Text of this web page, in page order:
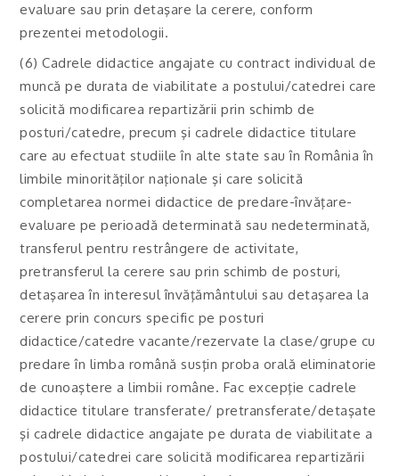
evaluare sau prin detaşare la cerere, conform
prezentei metodologii.
(6) Cadrele didactice angajate cu contract individual de
muncă pe durata de viabilitate a postului/catedrei care
solicită modificarea repartizării prin schimb de
posturi/catedre, precum şi cadrele didactice titulare
care au efectuat studiile în alte state sau în România în
limbile minorităţilor naţionale şi care solicită
completarea normei didactice de predare-învăţare-
evaluare pe perioadă determinată sau nedeterminată,
transferul pentru restrângere de activitate,
pretransferul la cerere sau prin schimb de posturi,
detaşarea în interesul învăţământului sau detaşarea la
cerere prin concurs specific pe posturi
didactice/catedre vacante/rezervate la clase/grupe cu
predare în limba română susţin proba orală eliminatorie
de cunoaştere a limbii române. Fac excepţie cadrele
didactice titulare transferate/ pretransferate/detaşate
şi cadrele didactice angajate pe durata de viabilitate a
postului/catedrei care solicită modificarea repartizării